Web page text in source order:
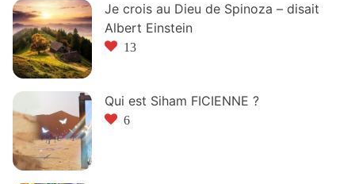
Je crois au Dieu de Spinoza – disait
Albert Einstein
13
Qui est Siham FICIENNE ?
6